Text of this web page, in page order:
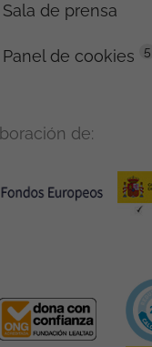
Sala de prensa
Panel de cookies 5
de: